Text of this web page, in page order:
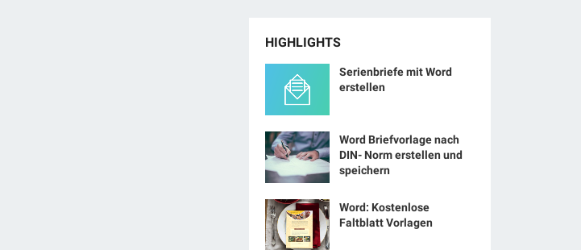
HIGHLIGHTS
Serienbriefe mit Word
erstellen
Word Briefvorlage nach
DIN- Norm erstellen und
speichern
Word: Kostenlose
Faltblatt Vorlagen